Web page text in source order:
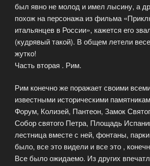
был явно не молод и имел лысину, а
похож на персонажа из фильма
итальянцев в России», кажется его
(кудрявый такой). В общем летели
жутко!
Часть вторая . Рим.
Рим конечно же поражает своими
известными историческими
Форум, Колизей, Пантеон, Замок
Собор святого Петра, Площадь
лестница вместе с ней, фонтаны,
было, все это видели и все это ,
Все было ожидаемо. Из других